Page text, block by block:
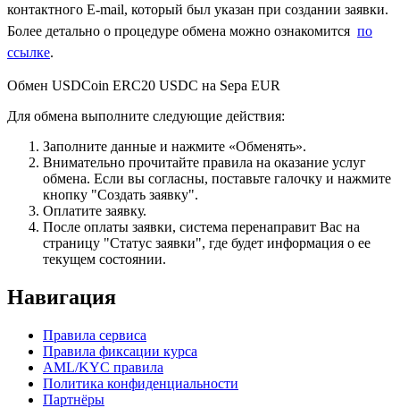
контактного Е-mail, который был указан при создании заявки.
Более детально о процедуре обмена можно ознакомится по
ссылке.
Обмен USDCoin ERC20 USDC на Sepa EUR
Для обмена выполните следующие действия:
Заполните данные и нажмите «Обменять».
Внимательно прочитайте правила на оказание услуг
обмена. Если вы согласны, поставьте галочку и нажмите
кнопку "Создать заявку".
Оплатите заявку.
После оплаты заявки, система перенаправит Вас на
страницу "Статус заявки", где будет информация о ее
текущем состоянии.
Навигация
Правила сервиса
Правила фиксации курса
AML/KYC правила
Политика конфиденциальности
Партнёры